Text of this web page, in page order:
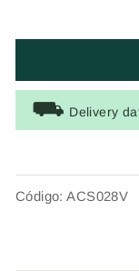
⛟ Delivery
Código: ACS028V